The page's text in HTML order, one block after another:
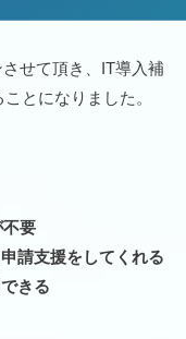
せて頂き、IT導入補
とになりました。
不要
請支援をしてくれる
きる